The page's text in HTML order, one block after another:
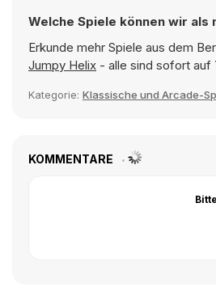
Welche Spiele können wir
Erkunde mehr Spiele aus dem
Jumpy Helix - alle sind sofort auf
Kategorie: Klassische und Arcade-
KOMMENTARE